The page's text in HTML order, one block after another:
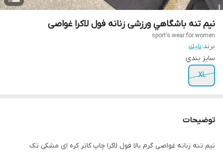
نیم تنه باشگاهي ورزشی زنانه فول لاکرا غواصی
sport’s wear for women
برند:نايك
سايز بندي
XL
توضیحات
نیم تنه زنانه غواصی گرم بالا فول لاکرا چاپ کاتر کره ای مشکی تک